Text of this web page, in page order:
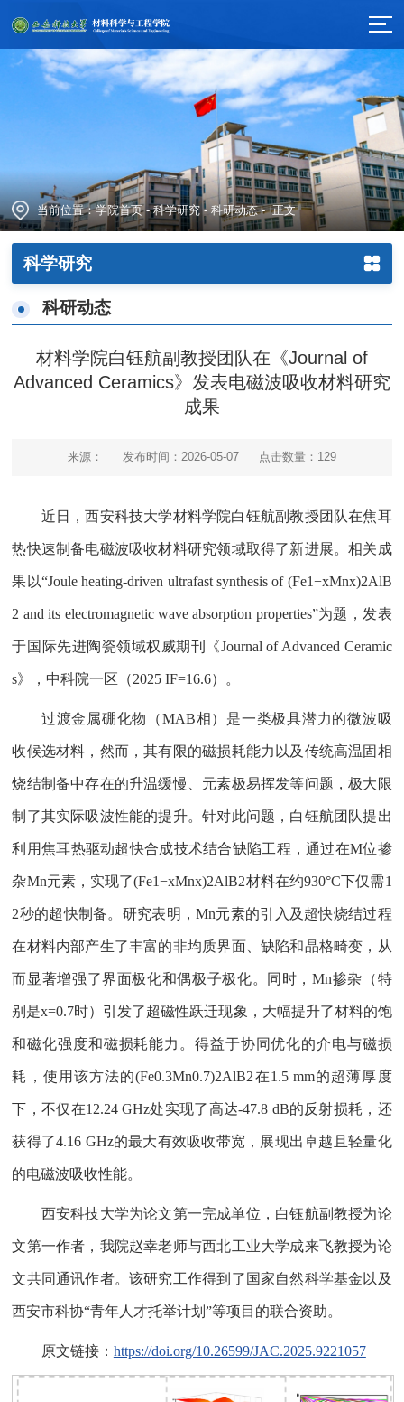
当前位置：学院首页-科学研究-科研动态- 正文
科学研究
科研动态
材料学院白钰航副教授团队在《Journal of
Advanced Ceramics》发表电磁波吸收材料研究
成果
来源： 发布时间：2026-05-07 点击数量： 129
近日，西安科技大学材料学院白钰航副教授团队在焦耳
热快速制备电磁波吸收材料研究领域取得了新进展。相关成
果以“Joule heating-driven ultrafast synthesis of (Fe1−xMnx)2AlB
2 and its electromagnetic wave absorption properties”为题，发表
于国际先进陶瓷领域权威期刊《Journal of Advanced Ceramic
s》，中科院一区（2025 IF=16.6）。
过渡金属硼化物（MAB相）是一类极具潜力的微波吸
收候选材料，然而，其有限的磁损耗能力以及传统高温固相
烧结制备中存在的升温缓慢、元素极易挥发等问题，极大限
制了其实际吸波性能的提升。针对此问题，白钰航团队提出
利用焦耳热驱动超快合成技术结合缺陷工程，通过在M位掺
杂Mn元素，实现了(Fe1−xMnx)2AlB2材料在约930°C下仅需1
2秒的超快制备。研究表明，Mn元素的引入及超快烧结过程
在材料内部产生了丰富的非均质界面、缺陷和晶格畸变，从
而显著增强了界面极化和偶极子极化。同时，Mn掺杂（特
别是x=0.7时）引发了超磁性跃迁现象，大幅提升了材料的饱
和磁化强度和磁损耗能力。得益于协同优化的介电与磁损
耗，使用该方法的(Fe0.3Mn0.7)2AlB2在1.5 mm的超薄厚度
下，不仅在12.24 GHz处实现了高达-47.8 dB的反射损耗，还
获得了4.16 GHz的最大有效吸收带宽，展现出卓越且轻量化
的电磁波吸收性能。
西安科技大学为论文第一完成单位，白钰航副教授为论
文第一作者，我院赵幸老师与西北工业大学成来飞教授为论
文共同通讯作者。该研究工作得到了国家自然科学基金以及
西安市科协“青年人才托举计划”等项目的联合资助。
原文链接： https://doi.org/10.26599/JAC.2025.9221057